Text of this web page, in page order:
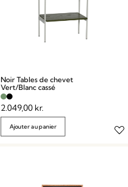
Noir Tables de chevet
Vert/Blanc cassé
2.049,00 kr.
Ajouter au panier